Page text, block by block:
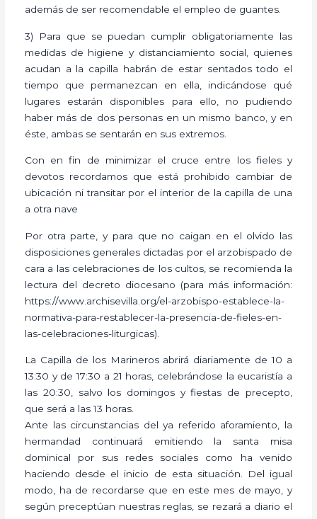
además de ser recomendable el empleo de guantes.
3) Para que se puedan cumplir obligatoriamente las
medidas de higiene y distanciamiento social, quienes
acudan a la capilla habrán de estar sentados todo el
tiempo que permanezcan en ella, indicándose qué
lugares estarán disponibles para ello, no pudiendo
haber más de dos personas en un mismo banco, y en
éste, ambas se sentarán en sus extremos.
Con en fin de minimizar el cruce entre los fieles y
devotos recordamos que está prohibido cambiar de
ubicación ni transitar por el interior de la capilla de una
a otra nave
Por otra parte, y para que no caigan en el olvido las
disposiciones generales dictadas por el arzobispado de
cara a las celebraciones de los cultos, se recomienda la
lectura del decreto diocesano (para más información:
https://www.archisevilla.org/el-arzobispo-establece-la-
normativa-para-restablecer-la-presencia-de-fieles-en-
las-celebraciones-liturgicas).
La Capilla de los Marineros abrirá diariamente de 10 a
13:30 y de 17:30 a 21 horas, celebrándose la eucaristía a
las 20:30, salvo los domingos y fiestas de precepto,
que será a las 13 horas.
Ante las circunstancias del ya referido aforamiento, la
hermandad continuará emitiendo la santa misa
dominical por sus redes sociales como ha venido
haciendo desde el inicio de esta situación. Del igual
modo, ha de recordarse que en este mes de mayo, y
según preceptúan nuestras reglas, se rezará a diario el